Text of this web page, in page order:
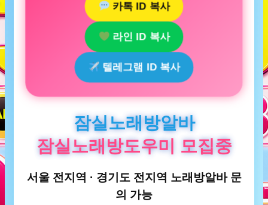
카톡 ID 복사
라인 ID 복사
텔레그램 ID 복사
잠실노래방알바
잠실노래방도우미 모집중
서울 전지역 · 경기도 전지역 노래방알바 문
의 가능